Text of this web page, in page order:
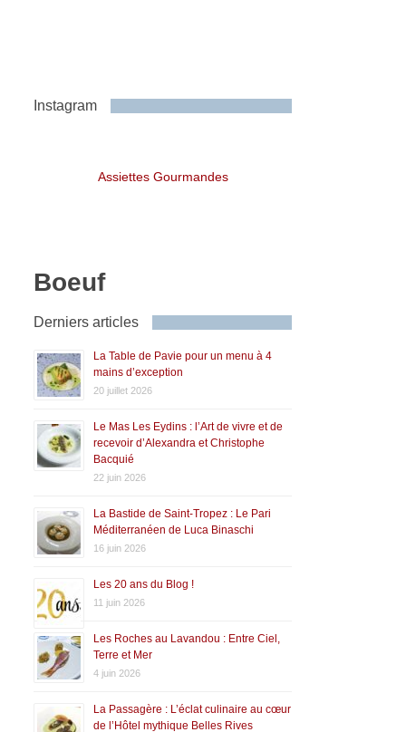
Instagram
Assiettes Gourmandes
Boeuf
Derniers articles
La Table de Pavie pour un menu à 4
mains d’exception
20 juillet 2026
Le Mas Les Eydins : l’Art de vivre et de
recevoir d’Alexandra et Christophe
Bacquié
22 juin 2026
La Bastide de Saint-Tropez : Le Pari
Méditerranéen de Luca Binaschi
16 juin 2026
Les 20 ans du Blog !
11 juin 2026
Les Roches au Lavandou : Entre Ciel,
Terre et Mer
4 juin 2026
La Passagère : L’éclat culinaire au cœur
de l’Hôtel mythique Belles Rives